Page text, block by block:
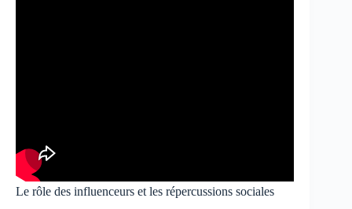
Le rôle des influenceurs et les répercussions sociales